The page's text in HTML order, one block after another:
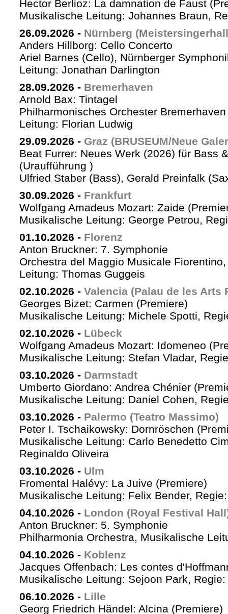
Hector Berlioz: La damnation de Faust
Musikalische Leitung: Johannes Braun,
26.09.2026 - Nürnberg
Anders Hillborg: Cello Concerto
Ariel Barnes (Cello), Nürnberger
Leitung: Jonathan Darlington
28.09.2026 - Bremerhaven
Arnold Bax: Tintagel
Philharmonisches Orchester
Leitung: Florian Ludwig
29.09.2026 - Graz (BRUSEUM/Neue
Beat Furrer: Neues Werk (2026) für Bass
(Uraufführung )
Ulfried Staber (Bass), Gerald Preinfalk
30.09.2026 - Frankfurt
Wolfgang Amadeus Mozart: Zaide
Musikalische Leitung: George Petrou,
01.10.2026 - Florenz
Anton Bruckner: 7. Symphonie
Orchestra del Maggio Musicale
Leitung: Thomas Guggeis
02.10.2026 - Valencia (Palau de les Arts
Georges Bizet: Carmen (Premiere)
Musikalische Leitung: Michele Spotti,
02.10.2026 - Lübeck
Wolfgang Amadeus Mozart: Idomeneo
Musikalische Leitung: Stefan Vladar,
03.10.2026 - Darmstadt
Umberto Giordano: Andrea Chénier
Musikalische Leitung: Daniel Cohen,
03.10.2026 - Palermo (Teatro Massimo)
Peter I. Tschaikowsky: Dornröschen
Musikalische Leitung: Carlo Benedetto
Reginaldo Oliveira
03.10.2026 - Ulm
Fromental Halévy: La Juive (Premiere)
Musikalische Leitung: Felix Bender,
04.10.2026 - London (Royal Festival
Anton Bruckner: 5. Symphonie
Philharmonia Orchestra, Musikalische
04.10.2026 - Koblenz
Jacques Offenbach: Les contes
Musikalische Leitung: Sejoon Park,
06.10.2026 - Lille
Georg Friedrich Händel: Alcina (Premiere)